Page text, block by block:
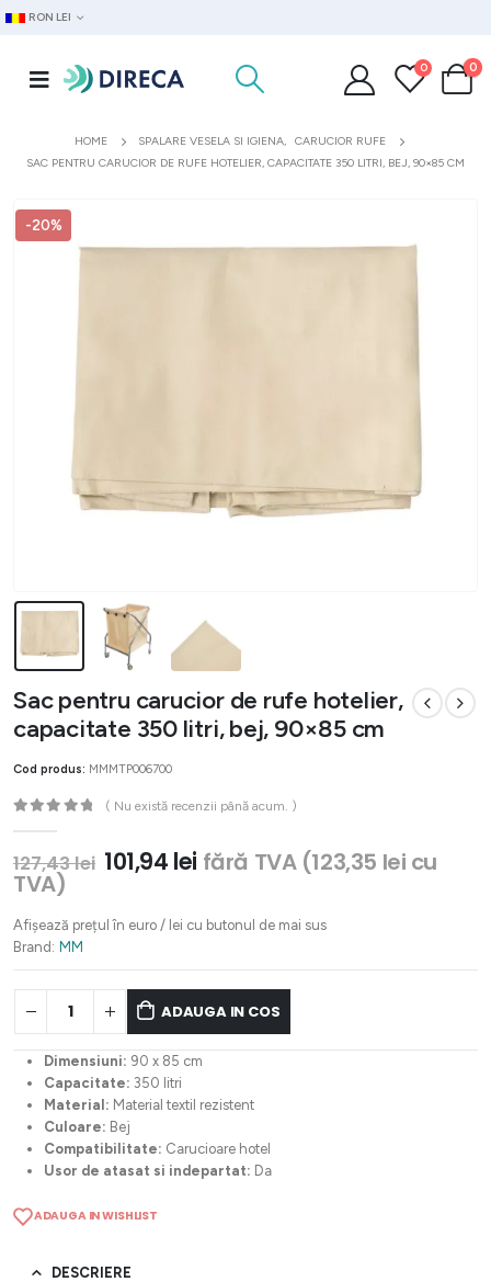
RON LEI
0 0
HOME SPALARE VESELA SI IGIENA,
CARUCIOR RUFE
SAC PENTRU CARUCIOR DE RUFE HOTELIER, CAPACITATE 350 LITRI, BEJ, 90×85 CM
-20%
Sac pentru carucior de rufe hotelier,
capacitate 350 litri, bej, 90×85 cm
Cod produs: MMMTP006700
( Nu există recenzii până acum. )
127,43lei Prețul
inițial
fost:
101,94 lei Prețul
101,94 lei.
fără TVA (123,35 lei cu
TVA)
Afișează prețul în euro / lei cu butonul de mai sus
Brand: MM
ADAUGA IN COS
Dimensiuni: 90 x 85 cm
Capacitate: 350 litri
Material: Material textil rezistent
Culoare: Bej
Compatibilitate: Carucioare hotel
Usor de atasat si indepartat: Da
ADAUGA IN WISHLIST
DESCRIERE